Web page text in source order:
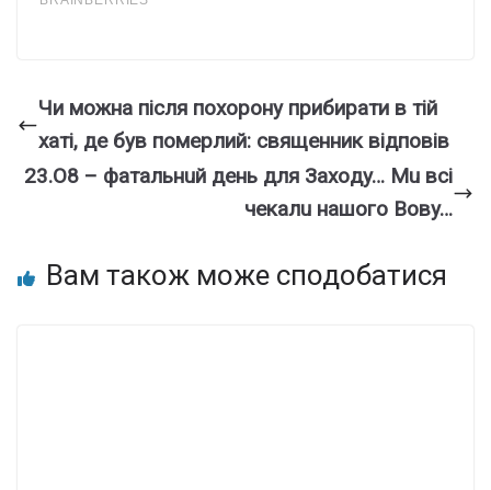
Чи можна після похорону прибирати в тій
хаті, де був померлий: священник відповів
23.O8 – фaтaльнuй дeнь для Зaxoдy… Мu вci
чeкaлu нaшoгo Вoвy…
Вам також може сподобатися